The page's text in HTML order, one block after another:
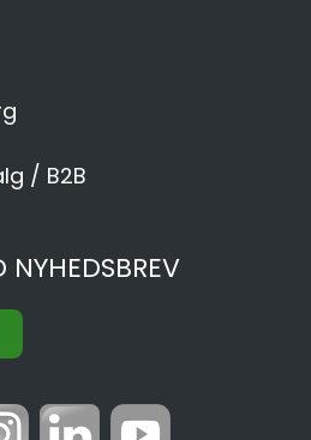
/ B2B
NYHEDSBREV